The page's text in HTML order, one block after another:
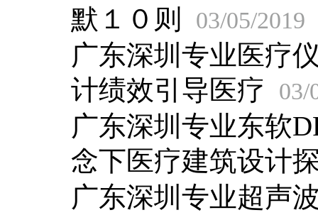
默１０则
03/05/2019
广东深圳专业医疗
计绩效引导医疗
03/
广东深圳专业东软
念下医疗建筑设计
广东深圳专业超声